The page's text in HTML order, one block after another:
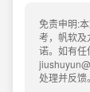
免责申明:
考，帆软及
诺。如有任
处理并反馈。